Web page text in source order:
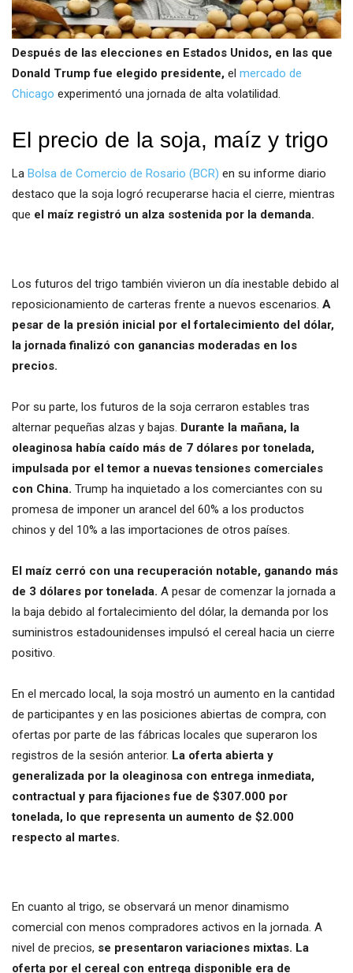
Después de las elecciones en Estados Unidos, en las que
Donald Trump fue elegido presidente, el mercado de
Chicago experimentó una jornada de alta volatilidad.
El precio de la soja, maíz y trigo
La Bolsa de Comercio de Rosario (BCR) en su informe diario
destaco que la soja logró recuperarse hacia el cierre, mientras
que el maíz registró un alza sostenida por la demanda.
Los futuros del trigo también vivieron un día inestable debido al
reposicionamiento de carteras frente a nuevos escenarios. A
pesar de la presión inicial por el fortalecimiento del dólar,
la jornada finalizó con ganancias moderadas en los
precios.
Por su parte, los futuros de la soja cerraron estables tras
alternar pequeñas alzas y bajas. Durante la mañana, la
oleaginosa había caído más de 7 dólares por tonelada,
impulsada por el temor a nuevas tensiones comerciales
con China. Trump ha inquietado a los comerciantes con su
promesa de imponer un arancel del 60% a los productos
chinos y del 10% a las importaciones de otros países.
El maíz cerró con una recuperación notable, ganando más
de 3 dólares por tonelada. A pesar de comenzar la jornada a
la baja debido al fortalecimiento del dólar, la demanda por los
suministros estadounidenses impulsó el cereal hacia un cierre
positivo.
En el mercado local, la soja mostró un aumento en la cantidad
de participantes y en las posiciones abiertas de compra, con
ofertas por parte de las fábricas locales que superaron los
registros de la sesión anterior. La oferta abierta y
generalizada por la oleaginosa con entrega inmediata,
contractual y para fijaciones fue de $307.000 por
tonelada, lo que representa un aumento de $2.000
respecto al martes.
En cuanto al trigo, se observará un menor dinamismo
comercial con menos compradores activos en la jornada. A
nivel de precios, se presentaron variaciones mixtas. La
oferta por el cereal con entrega disponible era de